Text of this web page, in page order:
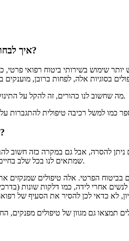
איך לבחור ביטוח בריאות פרטי לילדים ותינוקות?
שימוש בשירותי ביטוח רפואי פרטי,
מה שחשוב לנו כהורים, זה להקל על התינוק שלנו בכל אמצעי, ולאפשר לו להתפתח בנחת.
איך לבחור ביטוח בריאות פרטי משלים?
להסרה, אבל גם במקרה כזה חשוב
שמתאים לנו בכל שלב בחיים, ולא מיד להסיר אותו כדי להוזיל את הפוליסה.
בביטוח הפרטי. אלה טיפולים
אחרי לידה, כמו דלקות שונות